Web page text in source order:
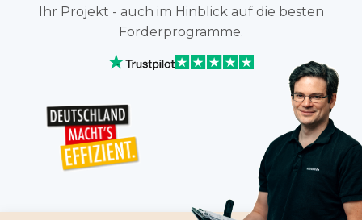
Ihr Projekt - auch im Hinblick auf die besten
Förderprogramme.